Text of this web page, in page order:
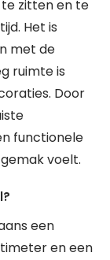
zitten en te
Het is
met de
ruimte is
Door
functionele
voelt.
een
en een